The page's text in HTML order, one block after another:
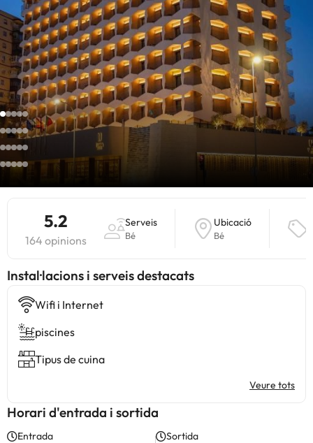
5.2
164 opinions
Serveis
Bé
Ubicació
Bé
Instal·lacions i serveis destacats
Wifi i Internet
piscines
Tipus de cuina
Veure tots
Horari d'entrada i sortida
Entrada Sortida